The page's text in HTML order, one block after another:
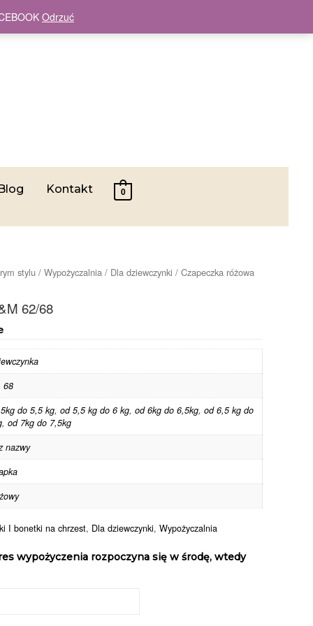
Kontakt 0
stylu / Wypożyczalnia / Dla dziewczynki / Czapeczka różowa
62/68
wypożyczenia rozpoczyna się w środę, wtedy
68
do 5,5 kg, od 5,5 kg do 6 kg, od 6kg do 6,5kg, od 6,5 kg do
, od 7kg do 7,5kg
nazwy
I bonetki na chrzest, Dla dziewczynki, Wypożyczalnia
Odrzuć